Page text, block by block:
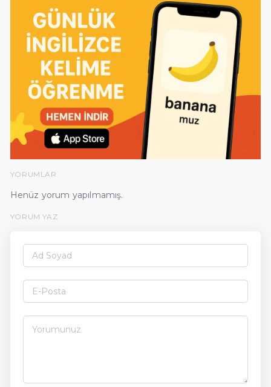
YORUMLAR
Henüz yorum yapılmamış.
YORUM YAZ